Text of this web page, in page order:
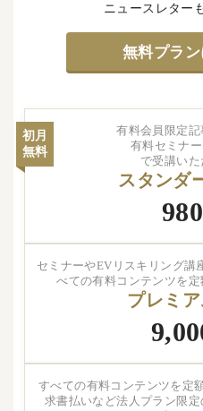
ニュースレター
無料プラ
有料会員限定記
有料セミナ
で受講いた
初月
無料
スタンダ
980
セミナーやEVリスキリング講
べての有料コンテンツを定
プレミ
すべての有料コンテンツを定
求書払いなど法人プラン限定